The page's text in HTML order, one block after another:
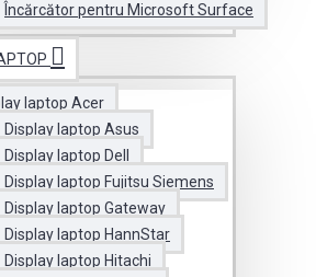
Încărcător pentru Microsoft Surface
laptop Acer
Display laptop Asus
Display laptop Dell
Display laptop Fujitsu Siemens
Display laptop Gateway
Display laptop HannStar
Display laptop Hitachi